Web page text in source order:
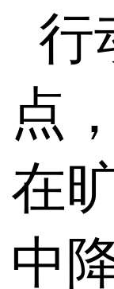
行
点
在
中